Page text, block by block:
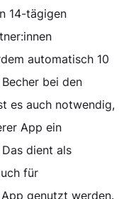
14-tägigen
automatisch 10
bei den
es auch notwendig,
App ein
dient als
für
genutzt werden.